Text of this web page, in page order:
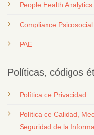
People Health Analytics
Compliance Psicosocial
PAE
Políticas, códigos
Política de Privacidad
Política de Calidad,
Seguridad de la